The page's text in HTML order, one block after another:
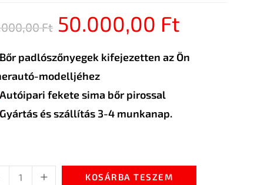
Ft 50.000,00 Ft
Bőr padlószőnyegek kifejezetten az Ön
modelljéhez
Autóipari fekete sima bőr pirossal
Gyártás és szállítás 3-4 munkanap.
+ KOSÁRBA TESZEM